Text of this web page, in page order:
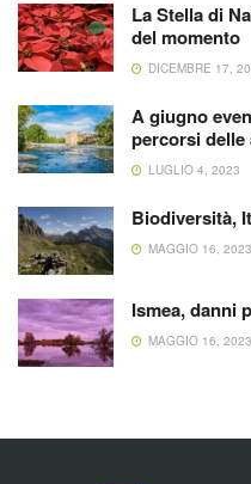
La Stella di
del momento
DICEMBRE 17,
A giugno
percorsi delle
LUGLIO 4, 2023
Biodiversità,
MAGGIO 16, 2023
Ismea, danni
MAGGIO 16, 2023